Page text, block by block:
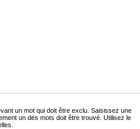
un mot qui doit être exclu. Saisissez une
un des mots doit être trouvé. Utilisez le